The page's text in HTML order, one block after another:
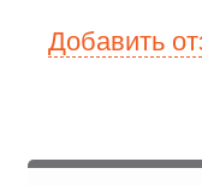
Добавить